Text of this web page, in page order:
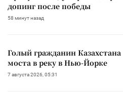
допинг после победы
58 минут назад
Голый гражданин
моста в реку в Нью-Йорке
7 августа 2026, 05:31